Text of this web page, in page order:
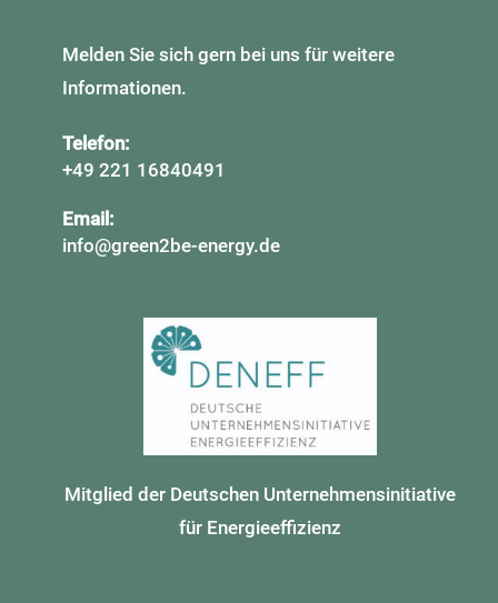
Melden Sie sich gern bei uns für weitere
Informationen.
Telefon:
+49 221 16840491
Email:
info@green2be-energy.de
Mitglied der Deutschen Unternehmensinitiative
für Energieeffizienz